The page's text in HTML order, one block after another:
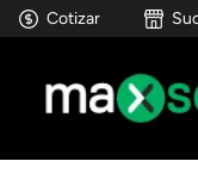
Cotizar